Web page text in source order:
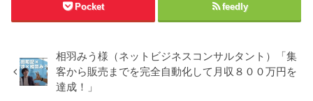
Pocket feedly
相羽みう様（ネットビジネスコンサルタント）「集
客から販売までを完全自動化して月収８００万円を
達成！」